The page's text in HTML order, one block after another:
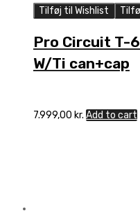
Tilføj til Wishlist
Pro Circuit T-6
W/Ti can+cap
7.999,00 kr. Add to cart